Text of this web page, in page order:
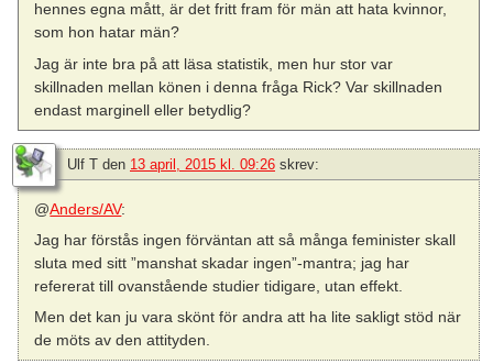
hennes egna mått, är det fritt fram för män att hata kvinnor,
som hon hatar män?
Jag är inte bra på att läsa statistik, men hur stor var
skillnaden mellan könen i denna fråga Rick? Var skillnaden
endast marginell eller betydlig?
Ulf T den 13 april, 2015 kl. 09:26 skrev:
@Anders/AV:
Jag har förstås ingen förväntan att så många feminister skall
sluta med sitt ”manshat skadar ingen”-mantra; jag har
refererat till ovanstående studier tidigare, utan effekt.
Men det kan ju vara skönt för andra att ha lite sakligt stöd när
de möts av den attityden.